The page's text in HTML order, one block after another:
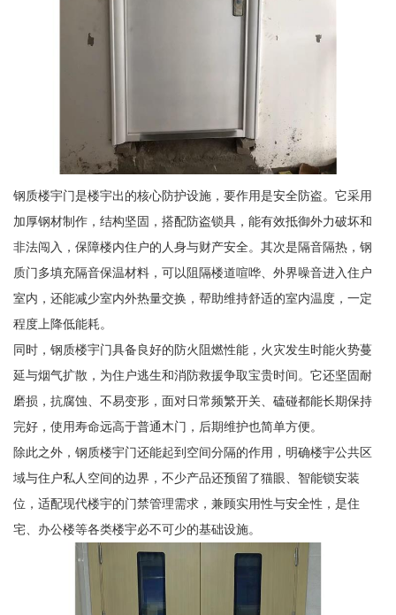
钢质楼宇门是楼宇出的核心防护设施，要作用是安全防盗。它采用
加厚钢材制作，结构坚固，搭配防盗锁具，能有效抵御外力破坏和
非法闯入，保障楼内住户的人身与财产安全。其次是隔音隔热，钢
质门多填充隔音保温材料，可以阻隔楼道喧哗、外界噪音进入住户
室内，还能减少室内外热量交换，帮助维持舒适的室内温度，一定
程度上降低能耗。
同时，钢质楼宇门具备良好的防火阻燃性能，火灾发生时能火势蔓
延与烟气扩散，为住户逃生和消防救援争取宝贵时间。它还坚固耐
磨损，抗腐蚀、不易变形，面对日常频繁开关、磕碰都能长期保持
完好，使用寿命远高于普通木门，后期维护也简单方便。
除此之外，钢质楼宇门还能起到空间分隔的作用，明确楼宇公共区
域与住户私人空间的边界，不少产品还预留了猫眼、智能锁安装
位，适配现代楼宇的门禁管理需求，兼顾实用性与安全性，是住
宅、办公楼等各类楼宇必不可少的基础设施。